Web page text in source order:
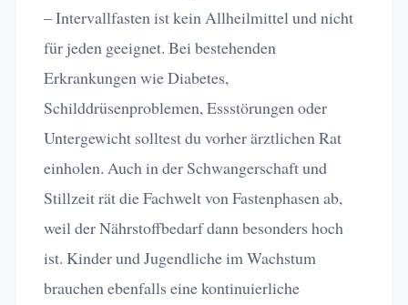
– Intervallfasten ist kein Allheilmittel und nicht
für jeden geeignet. Bei bestehenden
Erkrankungen wie Diabetes,
Schilddrüsenproblemen, Essstörungen oder
Untergewicht solltest du vorher ärztlichen Rat
einholen. Auch in der Schwangerschaft und
Stillzeit rät die Fachwelt von Fastenphasen ab,
weil der Nährstoffbedarf dann besonders hoch
ist. Kinder und Jugendliche im Wachstum
brauchen ebenfalls eine kontinuierliche